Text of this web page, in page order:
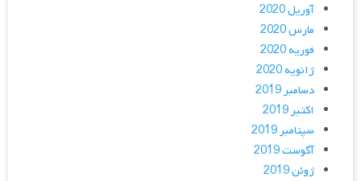
آوریل 2020
مارس 2020
فوریه 2020
ژانویه 2020
دسامبر 2019
اکتبر 2019
سپتامبر 2019
آگوست 2019
ژوئن 2019